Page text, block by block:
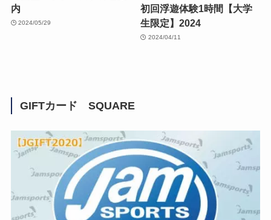
内
2024/05/29
初回浮遊体験1時間【大学
生限定】2024
2024/04/11
GIFTカード SQUARE